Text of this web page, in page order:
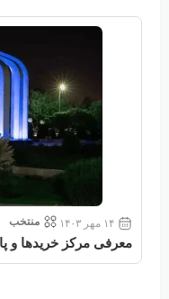
۱۴ مهر ۱۴۰۳ منتخب
معرفی مرکز خریدها و